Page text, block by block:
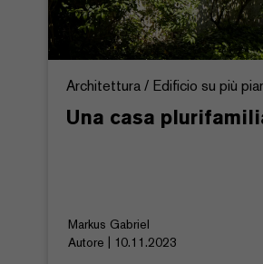
Architettura / Edificio su più
Una casa
Markus Gabriel
Autore | 10.11.2023